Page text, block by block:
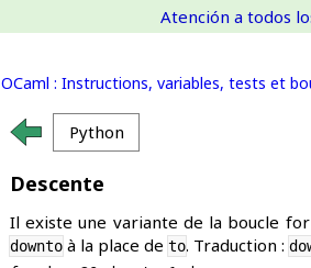
OCaml : Instructions, variables, tests et
Atención a todos
Python
Descente
Il existe une variante de la boucle
downto à la place de to. Traduction :